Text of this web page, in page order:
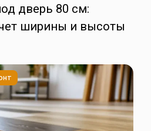
дверь 80 см:
ширины и высоты